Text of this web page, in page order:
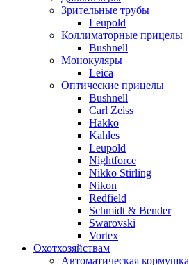
Зрительные трубы
Leupold
Коллиматорные прицелы
Bushnell
Монокуляры
Leica
Оптические прицелы
Bushnell
Carl Zeiss
Hakko
Kahles
Leupold
Nightforce
Nikko Stirling
Nikon
Redfield
Schmidt & Bender
Swarovski
Vortex
Охотхозяйствам
Автоматическая кормушка